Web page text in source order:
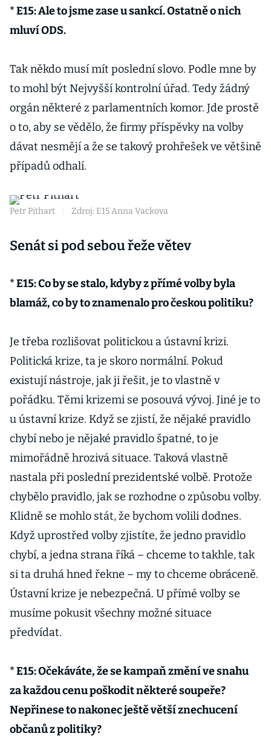
* E15: Ale to jsme zase u sankcí. Ostatně o nich
mluví ODS.
Tak někdo musí mít poslední slovo. Podle mne by
to mohl být Nejvyšší kontrolní úřad. Tedy žádný
orgán některé z parlamentních komor. Jde prostě
o to, aby se vědělo, že firmy příspěvky na volby
dávat nesmějí a že se takový prohřešek ve většině
případů odhalí.
Petr Pithart Zdroj: E15 Anna Vackova
Senát si pod sebou řeže větev
* E15: Co by se stalo, kdyby z přímé volby byla
blamáž, co by to znamenalo pro českou politiku?
Je třeba rozlišovat politickou a ústavní krizi.
Politická krize, ta je skoro normální. Pokud
existují nástroje, jak ji řešit, je to vlastně v
pořádku. Těmi krizemi se posouvá vývoj. Jiné je to
u ústavní krize. Když se zjistí, že nějaké pravidlo
chybí nebo je nějaké pravidlo špatné, to je
mimořádně hrozivá situace. Taková vlastně
nastala při poslední prezidentské volbě. Protože
chybělo pravidlo, jak se rozhodne o způsobu volby.
Klidně se mohlo stát, že bychom volili dodnes.
Když uprostřed volby zjistíte, že jedno pravidlo
chybí, a jedna strana říká – chceme to takhle, tak
si ta druhá hned řekne – my to chceme obráceně.
Ústavní krize je nebezpečná. U přímé volby se
musíme pokusit všechny možné situace
předvídat.
* E15: Očekáváte, že se kampaň změní ve snahu
za každou cenu poškodit některé soupeře?
Nepřinese to nakonec ještě větší znechucení
občanů z politiky?